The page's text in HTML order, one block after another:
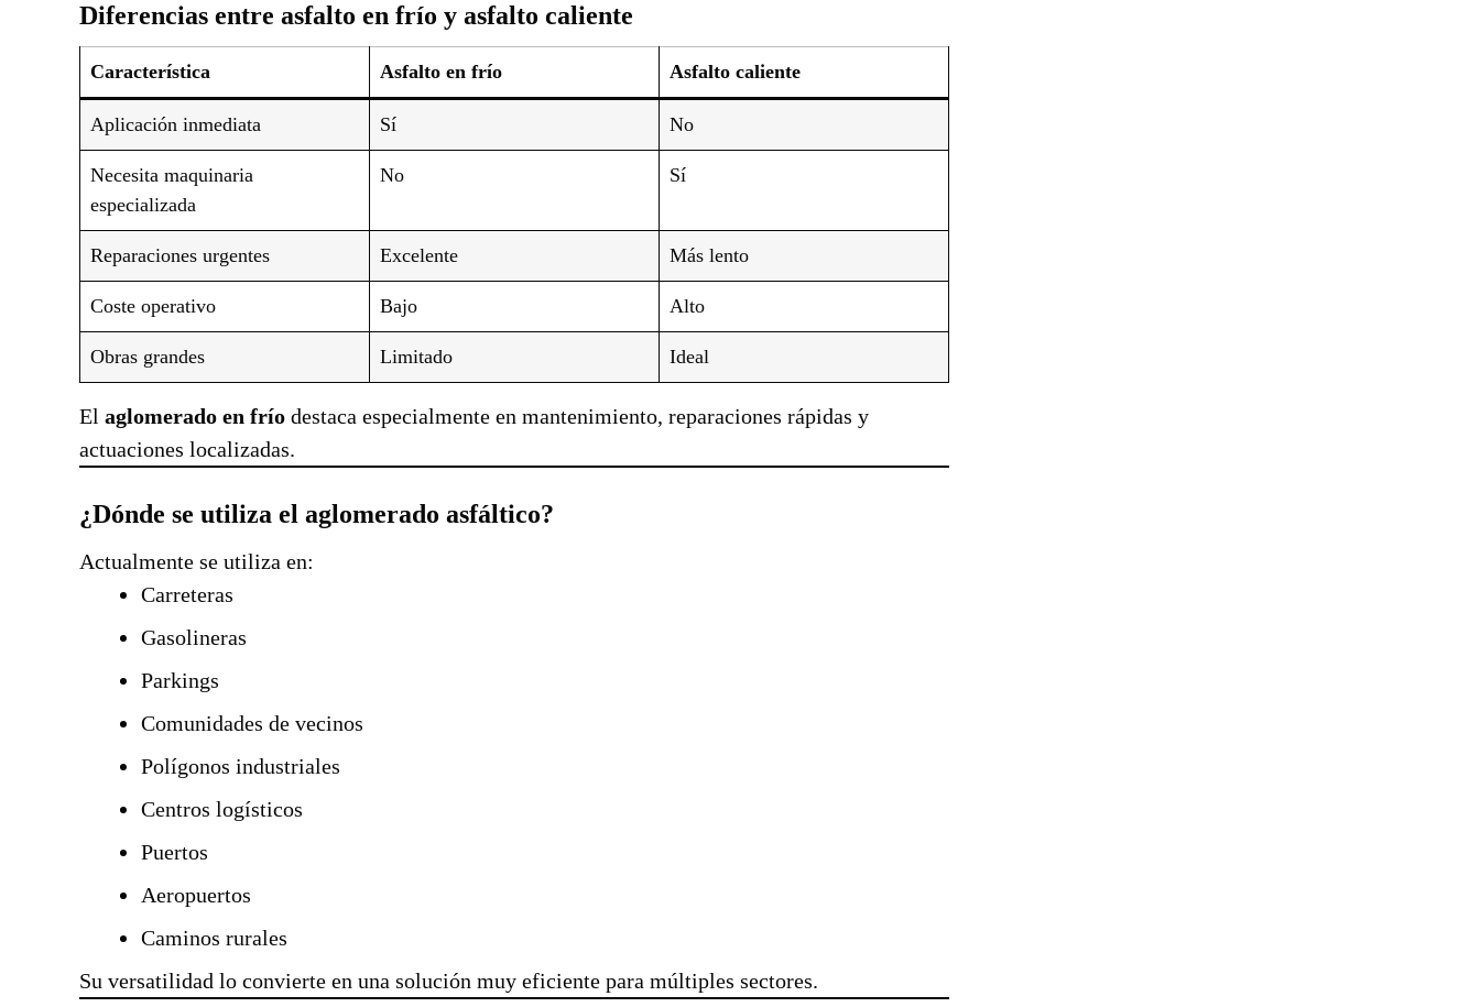
Diferencias entre asfalto en frío y asfalto caliente
Característica Asfalto en frío Asfalto caliente
Aplicación inmediata Sí No
Necesita maquinaria
especializada
No Sí
Reparaciones urgentes Excelente Más lento
Coste operativo Bajo Alto
Obras grandes Limitado Ideal
El aglomerado en frío destaca especialmente en mantenimiento, reparaciones rápidas y
actuaciones localizadas.
¿Dónde se utiliza el aglomerado asfáltico?
Actualmente se utiliza en:
Carreteras
Gasolineras
Parkings
Comunidades de vecinos
Polígonos industriales
Centros logísticos
Puertos
Aeropuertos
Caminos rurales
Su versatilidad lo convierte en una solución muy eficiente para múltiples sectores.